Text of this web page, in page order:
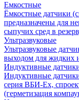
Емкостные
Ёмкостные датчики
предназначены для
сыпучих сред в
Ультразвуковые
Ультразвуковые
выходом для жидких
Индуктивные
Индуктивные
серия ВБИ-Ех,
(герметизация